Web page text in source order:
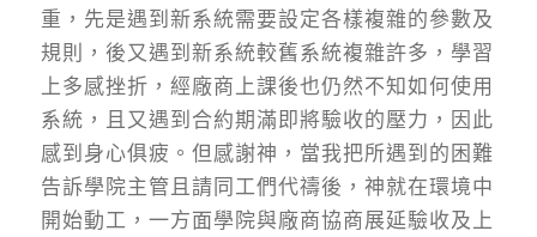
重，先是遇到新系統需要設定各樣複雜的參數及
規則，後又遇到新系統較舊系統複雜許多，學習
上多感挫折，經廠商上課後也仍然不知如何使用
系統，且又遇到合約期滿即將驗收的壓力，因此
感到身心俱疲。但感謝神，當我把所遇到的困難
告訴學院主管且請同工們代禱後，神就在環境中
開始動工，一方面學院與廠商協商展延驗收及上